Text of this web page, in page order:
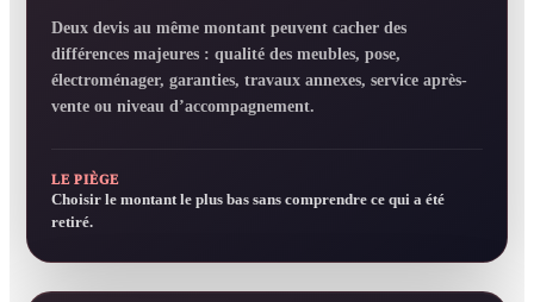
Deux devis au même montant peuvent cacher des
différences majeures : qualité des meubles, pose,
électroménager, garanties, travaux annexes, service après-
vente ou niveau d’accompagnement.
LE PIÈGE
Choisir le montant le plus bas sans comprendre ce qui a été
retiré.